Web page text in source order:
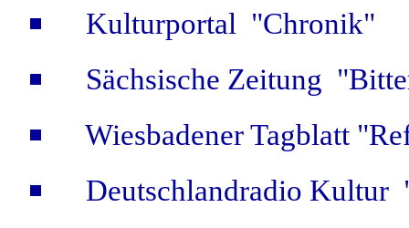
Kulturportal "Chronik"
Sächsische Zeitung
Wiesbadener Tagblatt
Deutschlandradio Kultur